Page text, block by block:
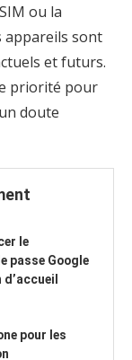
ou la
appareils sont
et futurs.
priorité pour
doute
le
passe Google
pour les